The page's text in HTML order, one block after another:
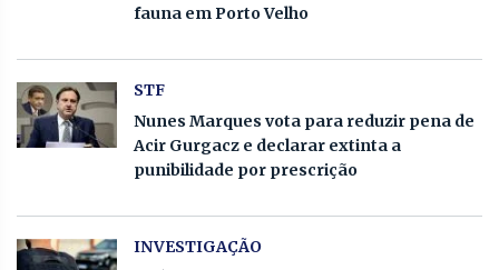
fauna em Porto Velho
STF
Nunes Marques vota para reduzir pena de
Acir Gurgacz e declarar extinta a
punibilidade por prescrição
INVESTIGAÇÃO